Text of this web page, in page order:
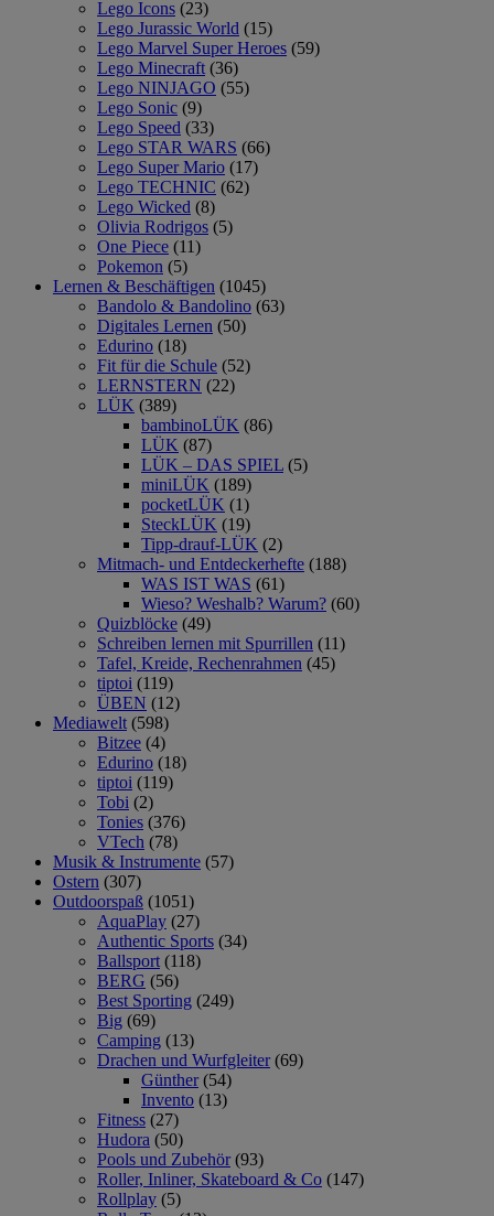
Lego Icons (23)
Lego Jurassic World (15)
Lego Marvel Super Heroes (59)
Lego Minecraft (36)
Lego NINJAGO (55)
Lego Sonic (9)
Lego Speed (33)
Lego STAR WARS (66)
Lego Super Mario (17)
Lego TECHNIC (62)
Lego Wicked (8)
Olivia Rodrigos (5)
One Piece (11)
Pokemon (5)
Lernen & Beschäftigen (1045)
Bandolo & Bandolino (63)
Digitales Lernen (50)
Edurino (18)
Fit für die Schule (52)
LERNSTERN (22)
LÜK (389)
bambinoLÜK (86)
LÜK (87)
LÜK – DAS SPIEL (5)
miniLÜK (189)
pocketLÜK (1)
SteckLÜK (19)
Tipp-drauf-LÜK (2)
Mitmach- und Entdeckerhefte (188)
WAS IST WAS (61)
Wieso? Weshalb? Warum? (60)
Quizblöcke (49)
Schreiben lernen mit Spurrillen (11)
Tafel, Kreide, Rechenrahmen (45)
tiptoi (119)
ÜBEN (12)
Mediawelt (598)
Bitzee (4)
Edurino (18)
tiptoi (119)
Tobi (2)
Tonies (376)
VTech (78)
Musik & Instrumente (57)
Ostern (307)
Outdoorspaß (1051)
AquaPlay (27)
Authentic Sports (34)
Ballsport (118)
BERG (56)
Best Sporting (249)
Big (69)
Camping (13)
Drachen und Wurfgleiter (69)
Günther (54)
Invento (13)
Fitness (27)
Hudora (50)
Pools und Zubehör (93)
Roller, Inliner, Skateboard & Co (147)
Rollplay (5)